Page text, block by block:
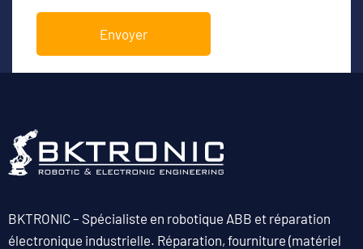
BKTRONIC – Spécialiste en robotique ABB et réparation
électronique industrielle. Réparation, fourniture (matériel